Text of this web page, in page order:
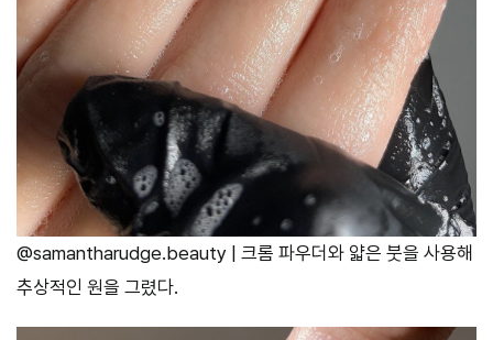
@samantharudge.beauty | 크롬 파우더와 얇은 붓을 사용해
추상적인 원을 그렸다.